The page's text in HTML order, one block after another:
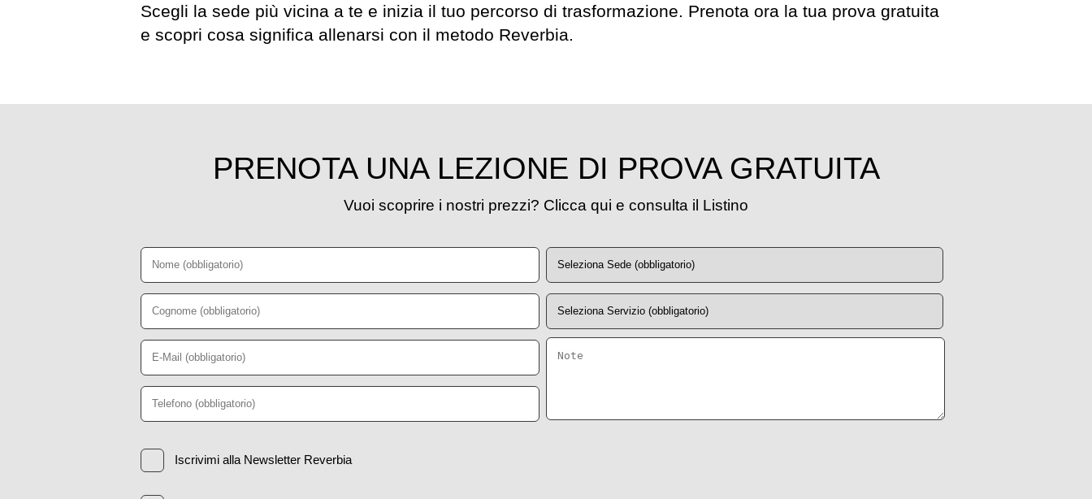
Scegli la sede più vicina a te e inizia il tuo percorso di trasformazione. Prenota ora la tua prova gratuita
e scopri cosa significa allenarsi con il metodo Reverbia.
PRENOTA UNA LEZIONE DI PROVA GRATUITA
Vuoi scoprire i nostri prezzi? Clicca qui e consulta il Listino
Iscrivimi alla Newsletter Reverbia